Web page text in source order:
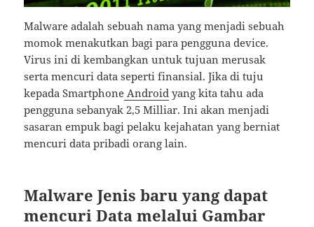
Malware adalah sebuah nama yang menjadi sebuah
momok menakutkan bagi para pengguna device.
Virus ini di kembangkan untuk tujuan merusak
serta mencuri data seperti finansial. Jika di tuju
kepada Smartphone Android yang kita tahu ada
pengguna sebanyak 2,5 Milliar. Ini akan menjadi
sasaran empuk bagi pelaku kejahatan yang berniat
mencuri data pribadi orang lain.
Malware Jenis baru yang dapat
mencuri Data melalui Gambar